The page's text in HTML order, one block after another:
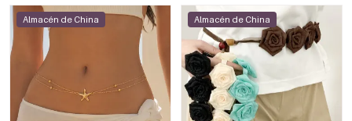
Almacén de China Almacén de China